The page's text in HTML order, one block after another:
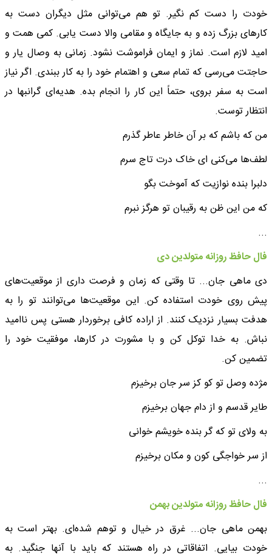
خودت را دست کم نگیر. تو هم می‌توانی مثل دیگران دست به
کارهای بزرگ زده و به جایگاه و مقامی والا دست یابی. کمی همت و
امید لازم است. نماز و ایمان فراموشت نشود. زمانی به وصال یار و
حاجتت می‌رسی که تمام سعی و اهتمام خود را به کار ببندی. اگر نیاز
است به سفر بروی، حتماً این کار را انجام بده. هدیه‌ای گرانبها در
انتظار توست.
من که باشم که بر آن خاطر عاطر گذرم
لطف‌ها می‌کنی ای خاک درت تاج سرم
دلبرا بنده نوازیت که آموخت بگو
که من این ظن به رقیبان تو هرگز نبرم
...
فال حافظ روزانه متولدین دی
دی ماهی جان... تا وقتی که زمان و فرصت داری از موقعیت‌های
پیش روی خودت استفاده کن. این موقعیت‌ها می‌توانند تو را به
هدفت بسیار نزدیک کنند. از اراده کافی برخوردار هستی پس ناامید
نباش. به خدا توکل کن و با مشورت در کارها، موفقیت خود را
تضمین کن.
مژده وصل تو کو کز سر جان برخیزم
طایر قدسم و از دام جهان برخیزم
به ولای تو که گر بنده خویشم خوانی
از سر خواجگی کون و مکان برخیزم
...
فال حافظ روزانه متولدین بهمن
بهمن ماهی جان... غرق در خیال و توهم شده‌ای. بهتر است به
خودت بیایی. اتفاقاتی در راه هستند که باید با آنها جنگید. به